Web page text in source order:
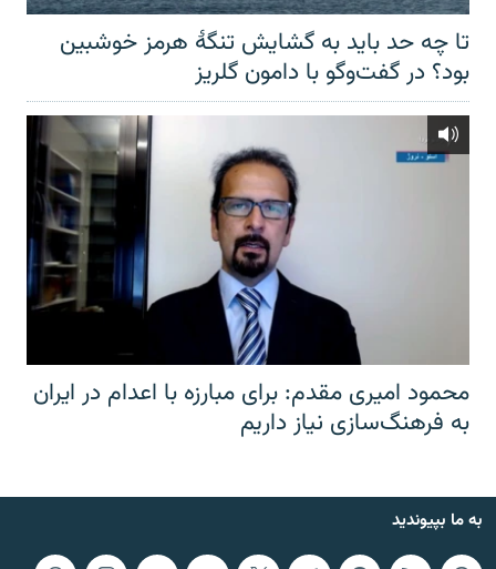
تا چه حد باید به گشایش تنگهٔ هرمز خوشبین
بود؟ در گفت‌وگو با دامون گلریز
محمود امیری مقدم: برای مبارزه با اعدام در ایران
به فرهنگ‌سازی نیاز داریم
به ما بپیوندید